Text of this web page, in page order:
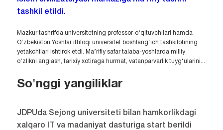
tashkil etildi.
Mazkur tashrifda universitetning professor-o‘qituvchilari hamda
O‘zbekiston Yoshlar ittifoqi universitet boshlang‘ich tashkilotining
yetakchilari ishtirok etdi. Ma’rifiy safar talaba-yoshlarda milliy
o‘zlikni anglash, tarixiy xotiraga hurmat, vatanparvarlik tuyg‘ularini...
So'nggi yangiliklar
JDPUda Sejong universiteti bilan hamkorlikdagi
xalqaro IT va madaniyat dasturiga start berildi